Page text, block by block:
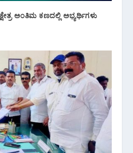
ಅಂತಿಮ ಕಣದಲ್ಲಿ ಅಭ್ಯರ್ಥಿಗಳು